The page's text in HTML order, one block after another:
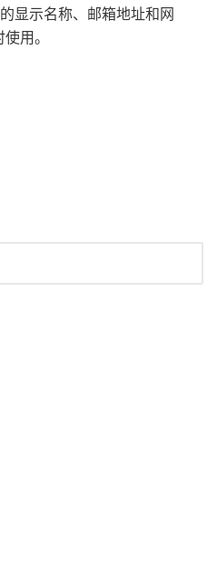
显示名称、邮箱地址和网
用。